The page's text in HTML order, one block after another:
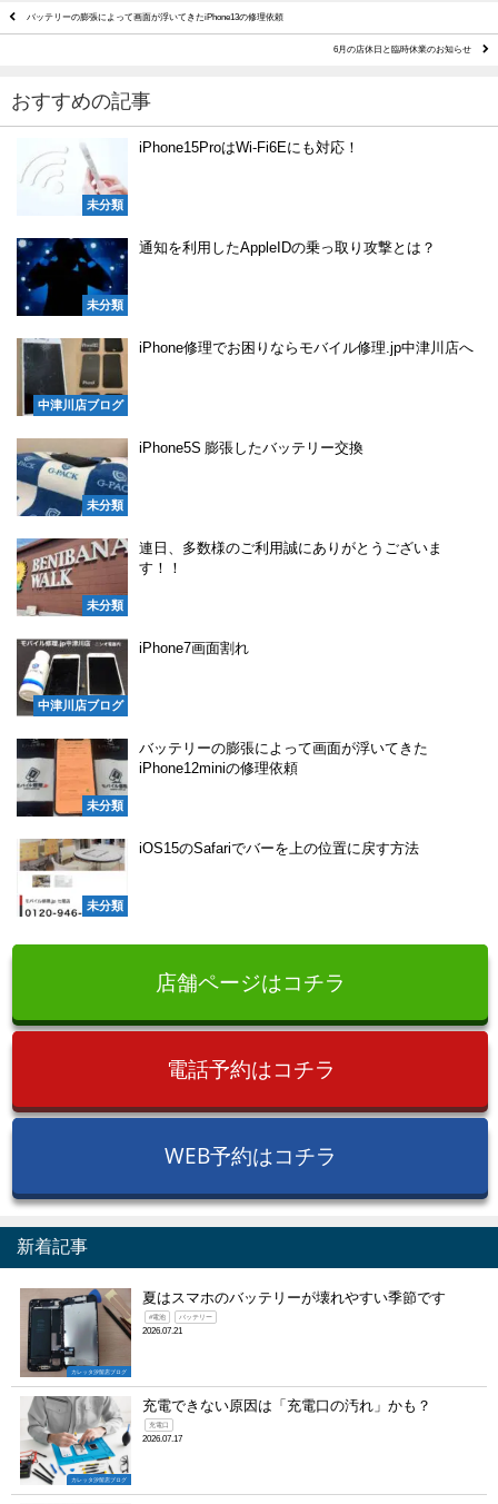
バッテリーの膨張によって画面が浮いてきたiPhone13の修理依頼
6月の店休日と臨時休業のお知らせ
おすすめの記事
未分類
iPhone15ProはWi-Fi6Eにも対応！
未分類
通知を利用したAppleIDの乗っ取り攻撃とは？
中津川店ブログ
iPhone修理でお困りならモバイル修理.jp中津川店へ
未分類
iPhone5S 膨張したバッテリー交換
未分類
連日、多数様のご利用誠にありがとうございま
す！！
中津川店ブログ
iPhone7画面割れ
未分類
バッテリーの膨張によって画面が浮いてきた
iPhone12miniの修理依頼
未分類
iOS15のSafariでバーを上の位置に戻す方法
店舗ページはコチラ
電話予約はコチラ
WEB予約はコチラ
新着記事
カレッタ汐留店ブログ
夏はスマホのバッテリーが壊れやすい季節です
#電池 バッテリー
2026.07.21
カレッタ汐留店ブログ
充電できない原因は「充電口の汚れ」かも？
充電口
2026.07.17